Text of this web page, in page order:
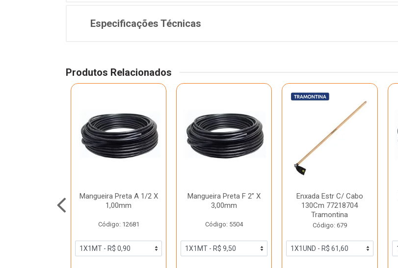
Especificações Técnicas
Produtos Relacionados
Mangueira Preta A 1/2 X
1,00mm
Código: 12681
Mangueira Preta F 2” X
3,00mm
Código: 5504
Enxada Estr C/ Cabo
130Cm 77218704
Tramontina
Código: 679